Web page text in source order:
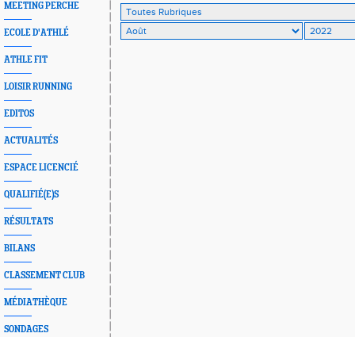
MEETING PERCHE
ECOLE D'ATHLÉ
ATHLE FIT
LOISIR RUNNING
EDITOS
ACTUALITÉS
ESPACE LICENCIÉ
QUALIFIÉ(E)S
RÉSULTATS
BILANS
CLASSEMENT CLUB
MÉDIATHÈQUE
SONDAGES